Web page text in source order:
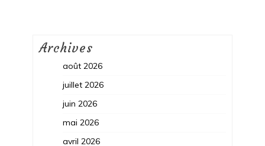
Archives
août 2026
juillet 2026
juin 2026
mai 2026
avril 2026